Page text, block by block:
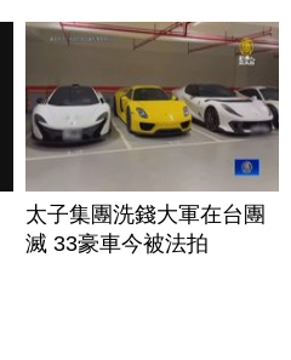
太子集團洗錢大軍在台團
滅 33豪車今被法拍